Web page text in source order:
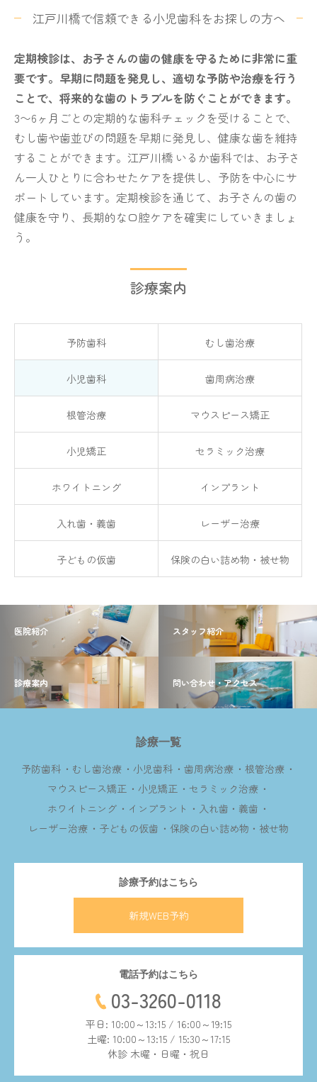
江戸川橋で信頼できる小児歯科をお探しの方へ
定期検診は、お子さんの歯の健康を守るために非常に重
要です。早期に問題を発見し、適切な予防や治療を行う
ことで、将来的な歯のトラブルを防ぐことができます。
3〜6ヶ月ごとの定期的な歯科チェックを受けることで、
むし歯や歯並びの問題を早期に発見し、健康な歯を維持
することができます。江戸川橋 いるか歯科では、お子さ
ん一人ひとりに合わせたケアを提供し、予防を中心にサ
ポートしています。定期検診を通じて、お子さんの歯の
健康を守り、長期的な口腔ケアを確実にしていきましょ
う。
診療案内
予防歯科 むし歯治療
小児歯科 歯周病治療
根管治療 マウスピース矯正
小児矯正 セラミック治療
ホワイトニング インプラント
入れ歯・義歯 レーザー治療
子どもの仮歯 保険の白い詰め物・被せ物
医院紹介 スタッフ紹介
診療案内 問い合わせ・アクセス
診療一覧
予防歯科 むし歯治療 小児歯科 歯周病治療
根管治療
マウスピース矯正
小児矯正
セラミック治療
ホワイトニング
インプラント
入れ歯・義歯
レーザー治療
子どもの仮歯 保険の白い詰め物・被せ物
診療予約はこちら
新規WEB予約
電話予約はこちら
03-3260-0118
平日: 10:00～13:15 / 16:00～19:15
土曜: 10:00～13:15 / 15:30～17:15
休診 木曜・日曜・祝日